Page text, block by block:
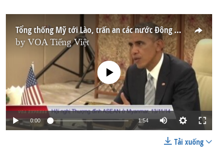
Tổng thống Mỹ tới Lào, trấn an các nước Đông Nam Á
by VOA Tiếng Việt
No media source currently available
0:00 1:54
Tải xuống